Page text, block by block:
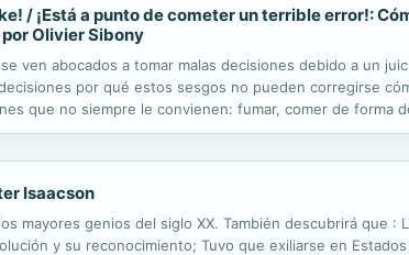
/ ¡Está a punto de cometer un terrible error!:
Olivier Sibony
ven abocados a tomar malas decisiones debido a un
por qué estos sesgos no pueden corregirse
que no siempre le convienen: fumar, comer de forma
sesgos cognitivos. Obviamente, estas malas
Isaacson
mayores genios del siglo XX. También descubrirá que :
y su reconocimiento; Tuvo que exiliarse en